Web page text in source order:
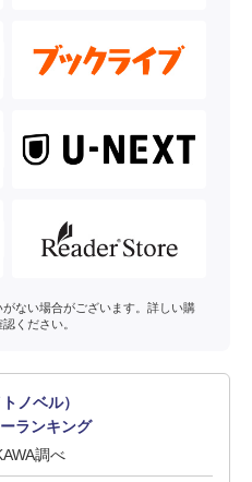
ない場合がございます。詳しい購
ください。
ノベル）
ランキング
調べ